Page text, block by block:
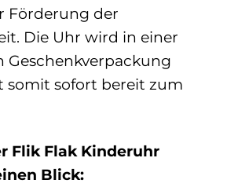
Förderung der
Die Uhr wird in einer
Geschenkverpackung
somit sofort bereit zum
Flik Flak Kinderuhr
Blick: